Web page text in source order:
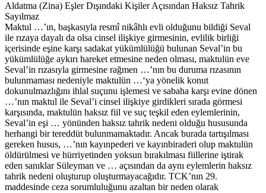
Aldatma (Zina) Eşler Dışındaki Kişiler Açısından Haksız Tahrik
Sayılmaz
Maktul …’ın, başkasıyla resmî nikâhlı evli olduğunu bildiği Seval
ile rızaya dayalı da olsa cinsel ilişkiye girmesinin, evlilik birliği
içerisinde eşine karşı sadakat yükümlülüğü bulunan Seval’in bu
yükümlülüğe aykırı hareket etmesine neden olması, maktulün eve
Seval’in rızasıyla girmesine rağmen …’nın bu duruma rızasının
bulunmaması nedeniyle maktulün …‘ya yönelik konut
dokunulmazlığını ihlal suçunu işlemesi ve sabaha karşı evine dönen
…’nın maktul ile Seval’i cinsel ilişkiye girdikleri sırada görmesi
karşısında, maktulün haksız fiil ve suç teşkil eden eylemlerinin,
Seval’in eşi … yönünden haksız tahrik nedeni olduğu hususunda
herhangi bir tereddüt bulunmamaktadır. Ancak burada tartışılması
gereken husus, …’nın kayınpederi ve kayınbiraderi olup maktulün
öldürülmesi ve hürriyetinden yoksun bırakılması fiillerine iştirak
eden sanıklar Süleyman ve … açısından da aynı eylemlerin haksız
tahrik nedeni oluşturup oluşturmayacağıdır. TCK’nın 29.
maddesinde ceza sorumluluğunu azaltan bir neden olarak